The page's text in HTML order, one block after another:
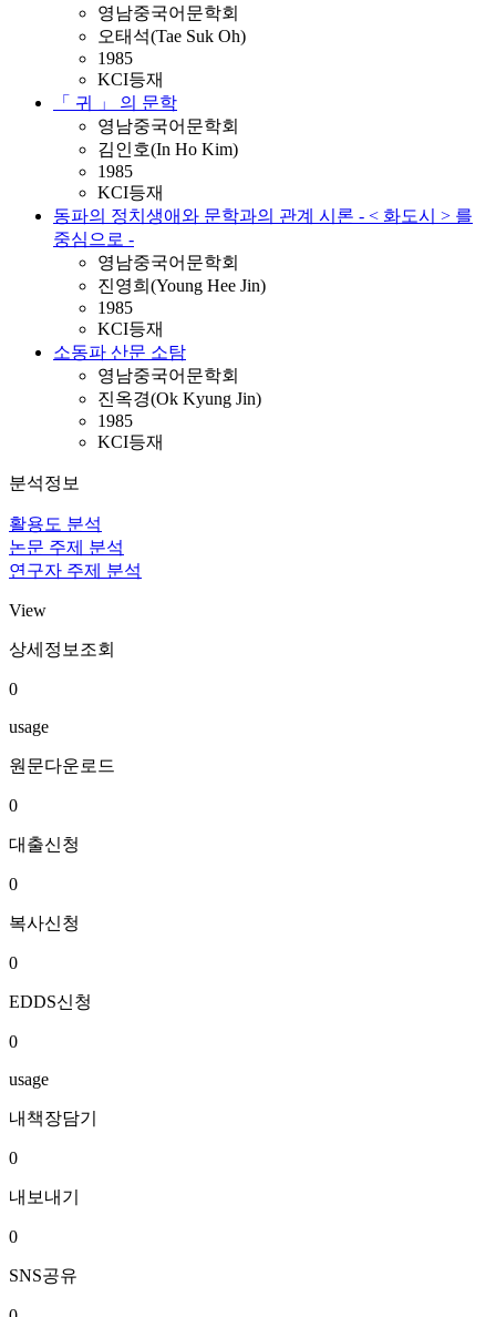
영남중국어문학회
오태석(Tae Suk Oh)
1985
KCI등재
「 귀 」 의 문학
영남중국어문학회
김인호(In Ho Kim)
1985
KCI등재
동파의 정치생애와 문학과의 관계 시론 - < 화도시 > 를
중심으로 -
영남중국어문학회
진영희(Young Hee Jin)
1985
KCI등재
소동파 산문 소탐
영남중국어문학회
진옥경(Ok Kyung Jin)
1985
KCI등재
분석정보
활용도 분석
논문 주제 분석
연구자 주제 분석
View
상세정보조회
0
usage
원문다운로드
0
대출신청
0
복사신청
0
EDDS신청
0
usage
내책장담기
0
내보내기
0
SNS공유